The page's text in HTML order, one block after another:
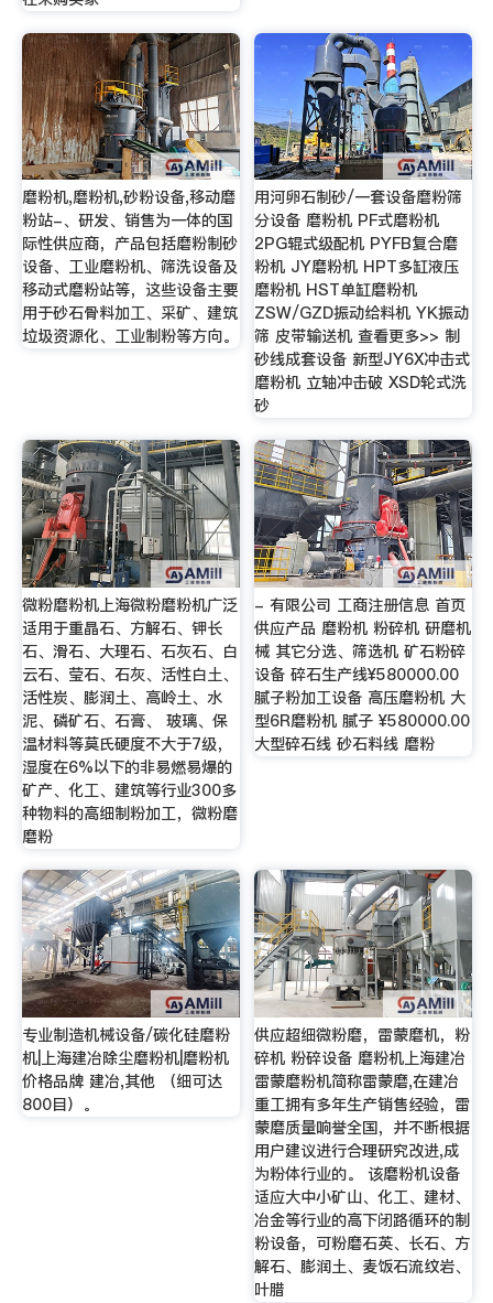
磨粉机,磨粉机,砂粉设备,移动磨
粉站-、研发、销售为一体的国
际性供应商，产品包括磨粉制砂
设备、工业磨粉机、筛洗设备及
移动式磨粉站等，这些设备主要
用于砂石骨料加工、采矿、建筑
垃圾资源化、工业制粉等方向。
用河卵石制砂/一套设备磨粉筛
分设备 磨粉机 PF式磨粉机
2PG辊式级配机 PYFB复合磨
粉机 JY磨粉机 HPT多缸液压
磨粉机 HST单缸磨粉机
ZSW/GZD振动给料机 YK振动
筛 皮带输送机 查看更多>> 制
砂线成套设备 新型JY6X冲击式
磨粉机 立轴冲击破 XSD轮式洗
砂
微粉磨粉机上海微粉磨粉机广泛
适用于重晶石、方解石、钾长
石、滑石、大理石、石灰石、白
云石、莹石、石灰、活性白土、
活性炭、膨润土、高岭土、水
泥、磷矿石、石膏、 玻璃、保
温材料等莫氏硬度不大于7级，
湿度在6%以下的非易燃易爆的
矿产、化工、建筑等行业300多
种物料的高细制粉加工，微粉磨
磨粉
- 有限公司 工商注册信息 首页
供应产品 磨粉机 粉碎机 研磨机
械 其它分选、筛选机 矿石粉碎
设备 碎石生产线¥580000.00
腻子粉加工设备 高压磨粉机 大
型6R磨粉机 腻子 ¥580000.00
大型碎石线 砂石料线 磨粉
专业制造机械设备/碳化硅磨粉
机|上海建冶除尘磨粉机|磨粉机
价格品牌 建冶,其他 （细可达
800目）。
供应超细微粉磨，雷蒙磨机，粉
碎机 粉碎设备 磨粉机上海建冶
雷蒙磨粉机简称雷蒙磨,在建冶
重工拥有多年生产销售经验，雷
蒙磨质量响誉全国，并不断根据
用户建议进行合理研究改进,成
为粉体行业的。 该磨粉机设备
适应大中小矿山、化工、建材、
冶金等行业的高下闭路循环的制
粉设备，可粉磨石英、长石、方
解石、膨润土、麦饭石流纹岩、
叶腊